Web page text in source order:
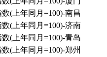
(上年同月=100)-南昌
(上年同月=100)-济南
(上年同月=100)-青岛
(上年同月=100)-郑州